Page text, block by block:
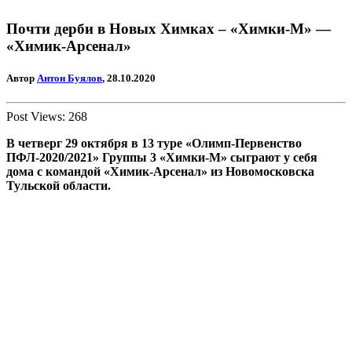
Почти дерби в Новых Химках – «Химки-М» —
«Химик-Арсенал»
Автор Антон Буялов, 28.10.2020
Post Views: 268
В четверг 29 октября в 13 туре «Олимп-Первенство
ПФЛ-2020/2021» Группы 3 «Химки-М» сыграют у себя
дома с командой «Химик-Арсенал» из Новомосковска
Тульской области.